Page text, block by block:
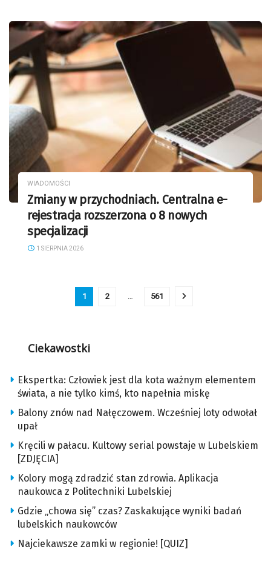
WIADOMOŚCI
Zmiany w przychodniach. Centralna e-
rejestracja rozszerzona o 8 nowych
specjalizacji
1 SIERPNIA 2026
1 2 … 561
Ciekawostki
Ekspertka: Człowiek jest dla kota ważnym elementem
świata, a nie tylko kimś, kto napełnia miskę
Balony znów nad Nałęczowem. Wcześniej loty odwołał
upał
Kręcili w pałacu. Kultowy serial powstaje w Lubelskiem
[ZDJĘCIA]
Kolory mogą zdradzić stan zdrowia. Aplikacja
naukowca z Politechniki Lubelskiej
Gdzie „chowa się” czas? Zaskakujące wyniki badań
lubelskich naukowców
Najciekawsze zamki w regionie! [QUIZ]